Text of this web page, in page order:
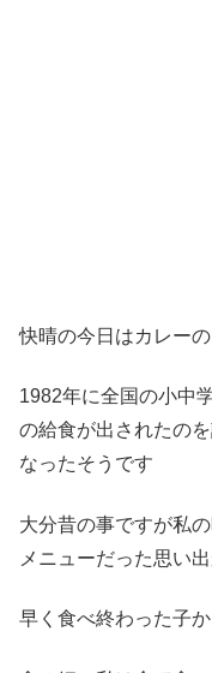
快晴の今日はカレー
1982年に全国の小中
の給食が出されたの
なったそうです
大分昔の事ですが私
メニューだった思い
早く食べ終わった子